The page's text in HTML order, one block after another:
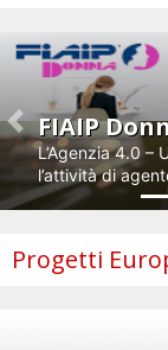
FIAIP
L’Agenzia 4.0 –
l’attività di
Previous
Progetti